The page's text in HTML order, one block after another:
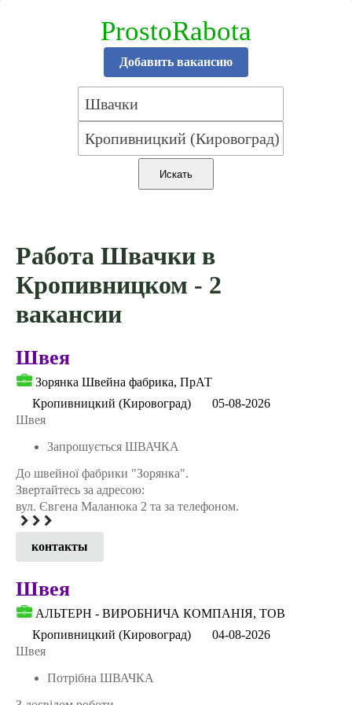
ProstoRabota
Добавить вакансию
Работа Швачки в
Кропивницком - 2
вакансии
Швея
Зорянка Швейна фабрика, ПрАТ
Кропивницкий (Кировоград)
05-08-2026
Швея
Запрошується ШВАЧКА
До швейної фабрики "Зорянка".
Звертайтесь за адресою:
вул. Євгена Маланюка 2 та за телефоном.
контакты
Швея
АЛЬТЕРН - ВИРОБНИЧА КОМПАНIЯ, ТОВ
Кропивницкий (Кировоград)
04-08-2026
Швея
Потрібна ШВАЧКА